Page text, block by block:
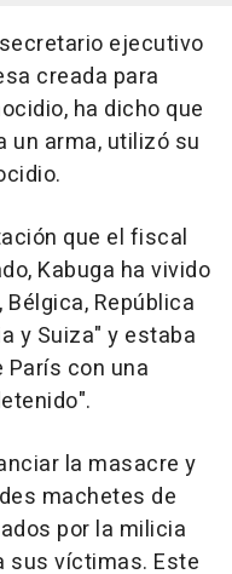
ejecutivo
creada para
ha dicho que
un arma, utilizó su
que el fiscal
Kabuga ha vivido
República
y Suiza" y estaba
con una
la masacre y
machetes de
por la milicia
sus víctimas. Este